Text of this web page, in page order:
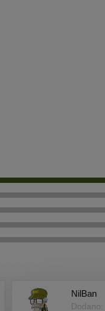
NilBan